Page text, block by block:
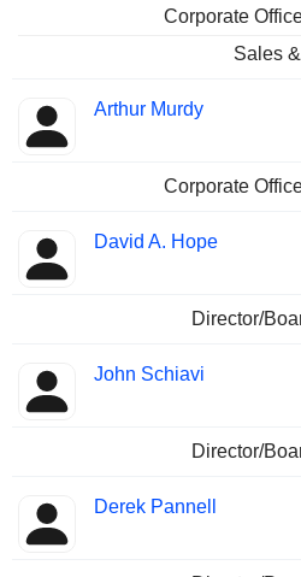
Corporate
Sales
Arthur Murdy
Corporate
David A. Hope
Director/
John Schiavi
Director/
Derek Pannell